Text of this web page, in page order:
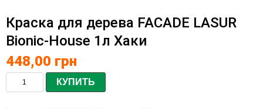
Краска для дерева FACADE LASUR
Bionic-House 1л Хаки
448,00 грн
КУПИТЬ